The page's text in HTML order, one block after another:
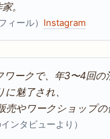
。
ィール） Instagram
ークで、年3〜4回の
魅了され、
売やワークショップ
ンタビューより）